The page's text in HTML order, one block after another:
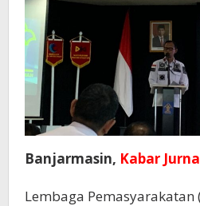
Banjarmasin, Kabar
Lembaga Pemasyarakatan